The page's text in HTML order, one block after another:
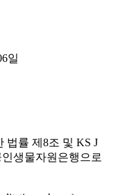
일
법률 제8조 및 KS J
생물자원은행으로